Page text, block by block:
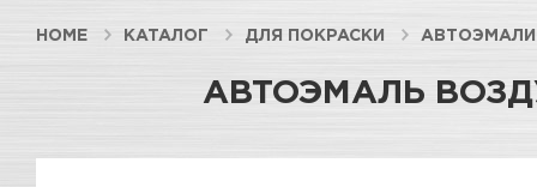
HOME КАТАЛОГ ДЛЯ ПОКРАСКИ АВТОЭМАЛИ
АВТОЭМАЛЬ